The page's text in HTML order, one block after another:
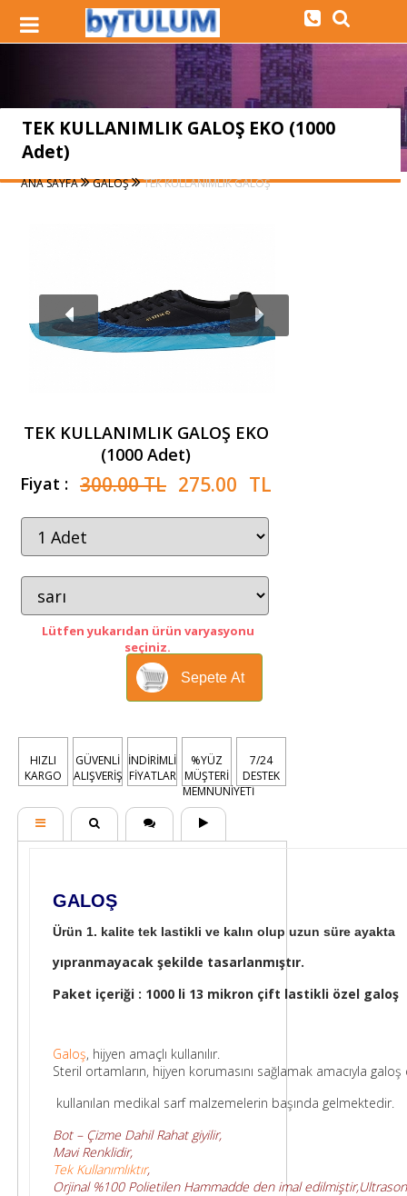
TEK KULLANIMLIK GALOŞ EKO (1000
Adet)
ANA SAYFA GALOŞ TEK KULLANIMLIK GALOŞ
TEK KULLANIMLIK GALOŞ EKO
(1000 Adet)
Fiyat : 300.00 TL 275.00 TL
Lütfen yukarıdan ürün varyasyonu
seçiniz.
Sepete At
HIZLI
KARGO
GÜVENLİ
ALIŞVERİŞ
İNDİRİMLİ
FİYATLAR
%YÜZ
MÜŞTERİ
MEMNUNİYETİ
7/24
DESTEK
GALOŞ
Ürün 1. kalite tek lastikli ve kalın olup uzun süre ayakta
yıpranmayacak şekilde tasarlanmıştır.
Paket içeriği : 1000 li 13 mikron çift lastikli özel galoş
Galoş, hijyen amaçlı kullanılır.
Steril ortamların, hijyen korumasını sağlamak amacıyla
kullanılan medikal sarf malzemelerin başında gelmektedir.
Bot – Çizme Dahil Rahat giyilir,
Mavi Renklidir,
Tek Kullanımlıktır,
Orjinal %100 Polietilen Hammadde den imal edilmiştir,